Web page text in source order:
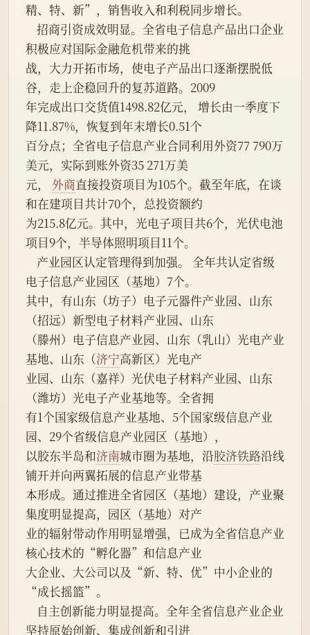
精、特、新”，销售收入和利税同步增长。
积极应对国际金融危机带来的挑
战，大力开拓市场，使电子产品出口逐渐摆脱低
谷，走上企稳回升的复苏道路。2009
年完成出口交货值1498.82亿元， 增长由一季度下
降11.87%，恢复到年末增长0.51个
百分点；全省电子信息产业合同利用外资77 790万
美元，实际到账外资35 271万美
元， 外商直接投资项目为105个。截至年底，在谈
和在建项目共计70个，总投资额约
为215.8亿元。其中，光电子项目共6个，光伏电池
项目9个，半导体照明项目11个。
电子信息产业园区（基地）7个。
其中，有山东（坊子）电子元器件产业园、山东
（招远）新型电子材料产业园、山东
（滕州）电子信息产业园、山东（乳山）光电产业
基地、山东（济宁高新区）光电产
业园、山东（嘉祥）光伏电子材料产业园、山东
（潍坊）光电子产业基地等。全省拥
有1个国家级信息产业基地、5个国家级信息产业
园、29个省级信息产业园区（基地），
以胶东半岛和济南城市圈为基地，沿胶济铁路沿线
铺开并向两翼拓展的信息产业带基
本形成。通过推进全省园区（基地）建设，产业聚
集度明显提高，园区（基地）对产
业的辐射带动作用明显增强，已成为全省信息产业
核心技术的“孵化器”和信息产业
大企业、大公司以及“新、特、优”中小企业的
“成长摇篮”。
坚持原始创新、集成创新和引进